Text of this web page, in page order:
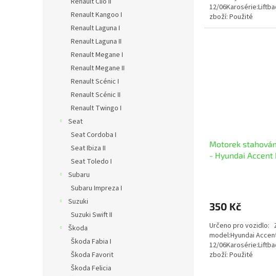
Renault Kangoo I
Renault Laguna I
Renault Laguna II
Renault Megane I
Renault Megane II
Renault Scénic I
Renault Scénic II
Renault Twingo I
Seat
Seat Cordoba I
Seat Ibiza II
Seat Toledo I
Subaru
Subaru Impreza I
Suzuki
Suzuki Swift II
Škoda
Škoda Fabia I
Škoda Favorit
Škoda Felicia
12/
zboží: Použité
Motorek
- Hyundai Accent
350 Kč
Určeno pro vozidlo:
model:Hyundai
12/
zboží: Použité